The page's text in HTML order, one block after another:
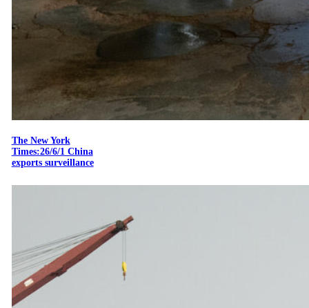
The New York
Times:26/6/1 China
exports surveillance